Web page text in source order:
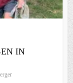
IN